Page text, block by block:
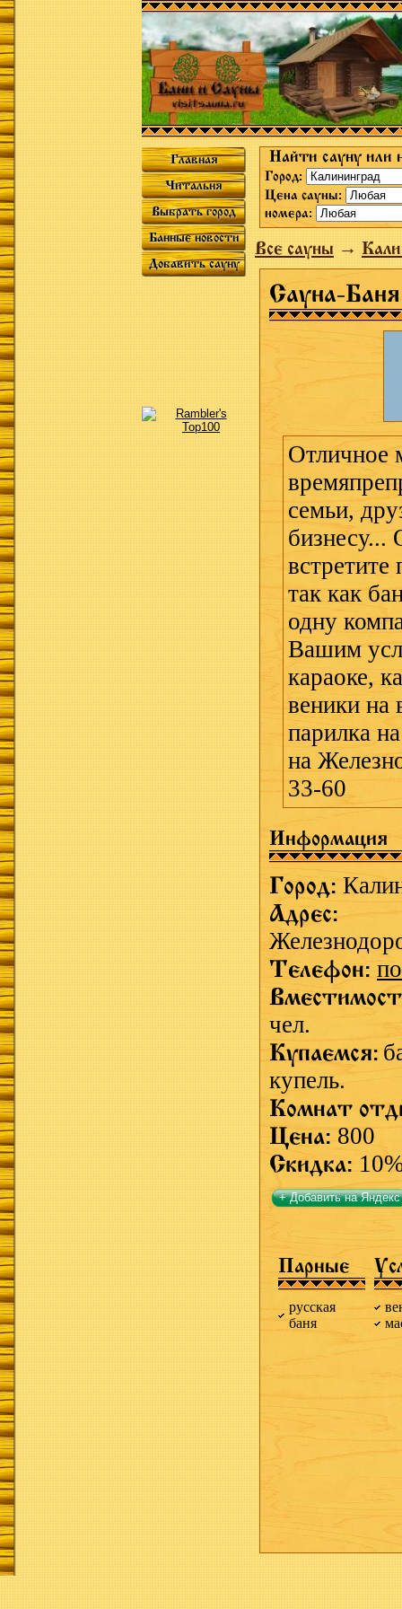
Главная
Читальня
Выбрать город
Банные новости
Добавить сауну
Найти сауну или
Город:
Цена сауны:
номера:
Все сауны→
Сауна-
Отличное
семьи,
бизнесу...
так как
одну
Вашим
караоке,
веники на
парилка
на
33-60
Информация
Город:
Адрес:
Телефон:
чел.
Купаемся:
купель.
Комнат
Цена: 800
Скидка:
+ Добавить на Яндекс
Парные
русская
баня